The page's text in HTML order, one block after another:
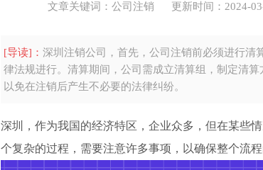
文章关键词：公司注销 更新时间：2024-
[导读]： 深圳注销公司，​首先，公司注销前必须进行清
律法规进行。清算期间，公司需成立清算组，制定清
以免在注销后产生不必要的法律纠纷。
深圳，作为我国的经济特区，企业众多，但在某些
个复杂的过程，需要注意许多事项，以确保整个流